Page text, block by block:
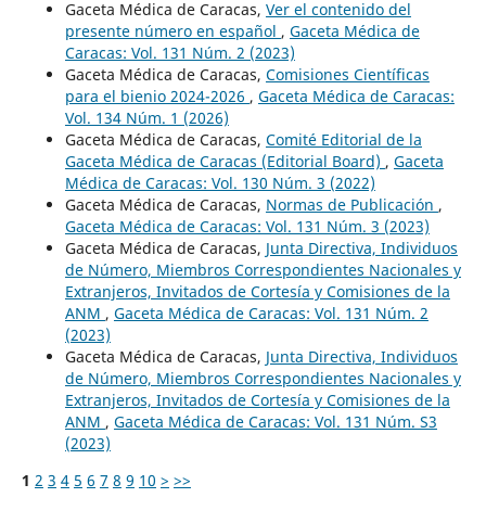
Gaceta Médica de Caracas, Ver el contenido del
presente número en español , Gaceta Médica de
Caracas: Vol. 131 Núm. 2 (2023)
Gaceta Médica de Caracas, Comisiones Científicas
para el bienio 2024-2026 , Gaceta Médica de Caracas:
Vol. 134 Núm. 1 (2026)
Gaceta Médica de Caracas, Comité Editorial de la
Gaceta Médica de Caracas (Editorial Board) , Gaceta
Médica de Caracas: Vol. 130 Núm. 3 (2022)
Gaceta Médica de Caracas, Normas de Publicación ,
Gaceta Médica de Caracas: Vol. 131 Núm. 3 (2023)
Gaceta Médica de Caracas, Junta Directiva, Individuos
de Número, Miembros Correspondientes Nacionales y
Extranjeros, Invitados de Cortesía y Comisiones de la
ANM , Gaceta Médica de Caracas: Vol. 131 Núm. 2
(2023)
Gaceta Médica de Caracas, Junta Directiva, Individuos
de Número, Miembros Correspondientes Nacionales y
Extranjeros, Invitados de Cortesía y Comisiones de la
ANM , Gaceta Médica de Caracas: Vol. 131 Núm. S3
(2023)
1 2 3 4 5 6 7 8 9 10 > >>